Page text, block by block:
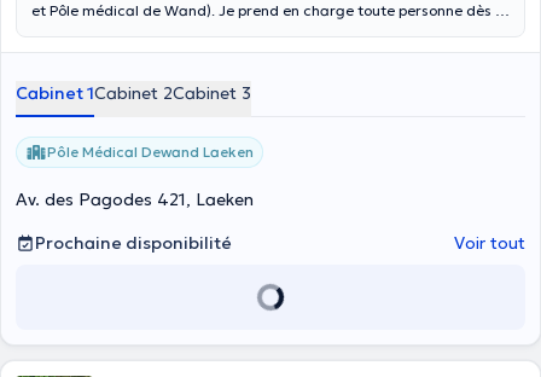
et Pôle médical de Wand). Je prend en charge toute personne dès 5
enceintes. Toute prise en charge s'effectue lors de cas aigu
pré/post compétition ou lors d'événements "stressants". Mes
formations post grade m'ont permises de développer ma pratique
orientée vers le structurel conjonctif. Le traitement concerne les
différents systèmes : articulaire, musculaire, nerveux, vasculaire
Cabinet 1Cabinet 2Cabinet 3
Pôle Médical Dewand Laeken
Av. des Pagodes 421, Laeken
Prochaine disponibilité
Voir tout